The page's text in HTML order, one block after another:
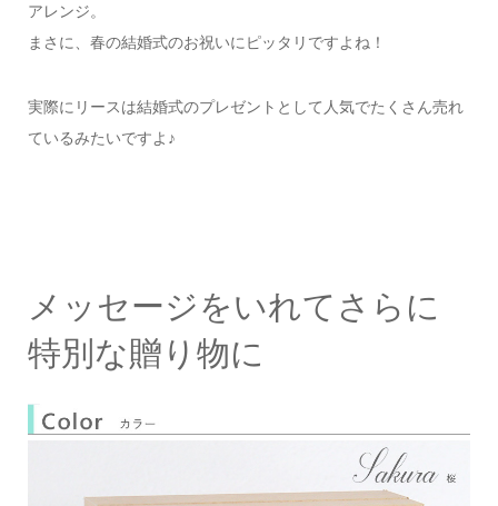
アレンジ。
まさに、春の結婚式のお祝いにピッタリですよね！
実際にリースは結婚式のプレゼントとして人気でたくさん売れ
ているみたいですよ♪
メッセージをいれてさらに
特別な贈り物に